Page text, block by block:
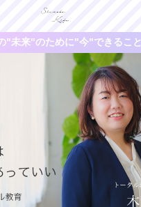
"未来"のために"今"できること